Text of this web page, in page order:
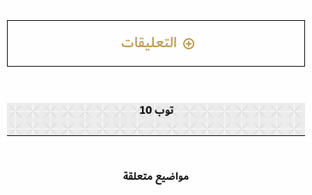
التعليقات
توب 10
مواضيع متعلقة